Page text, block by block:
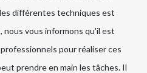
différentes techniques est
nous vous informons qu'il est
pour réaliser ces
prendre en main les tâches. Il